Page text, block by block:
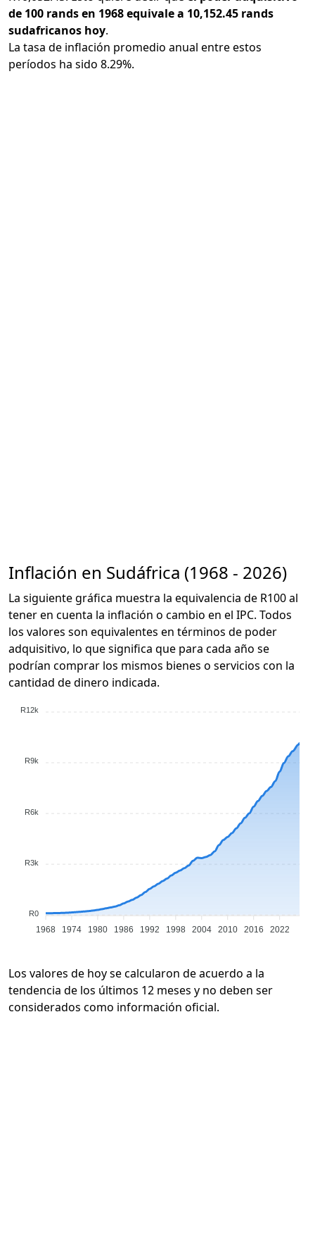
de 100 rands en 1968 equivale a 10,152.45 rands
sudafricanos hoy.
La tasa de inflación promedio anual entre estos
períodos ha sido 8.29%.
Inflación en Sudáfrica (1968 - 2026)
La siguiente gráfica muestra la equivalencia de R100 al
tener en cuenta la inflación o cambio en el IPC. Todos
los valores son equivalentes en términos de poder
adquisitivo, lo que significa que para cada año se
podrían comprar los mismos bienes o servicios con la
cantidad de dinero indicada.
R12k
R9k
R6k
R3k
R0
1968 1974 1980 1986 1992 1998 2004 2010 2016 2022
Los valores de hoy se calcularon de acuerdo a la
tendencia de los últimos 12 meses y no deben ser
considerados como información oficial.